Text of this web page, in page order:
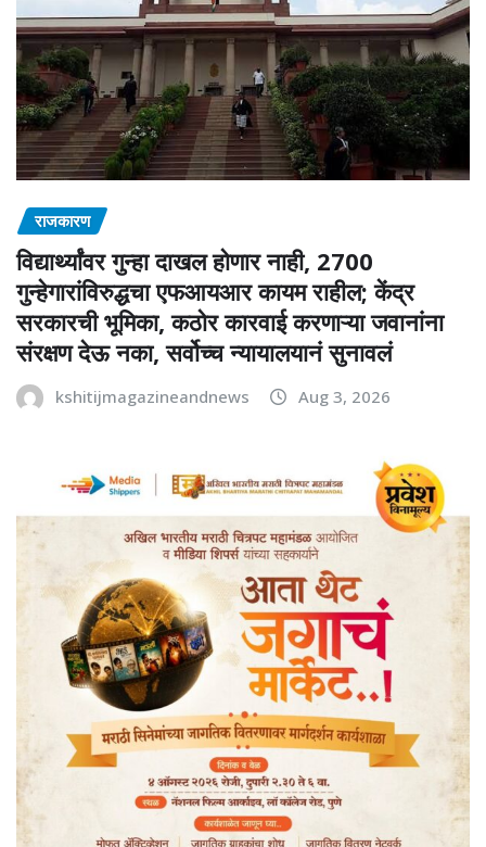
राजकारण
विद्यार्थ्यांवर गुन्हा दाखल होणार नाही, 2700
गुन्हेगारांविरुद्धचा एफआयआर कायम राहील; केंद्र
सरकारची भूमिका, कठोर कारवाई करणाऱ्या जवानांना
संरक्षण देऊ नका, सर्वोच्च न्यायालयानं सुनावलं
kshitijmagazineandnews Aug 3, 2026